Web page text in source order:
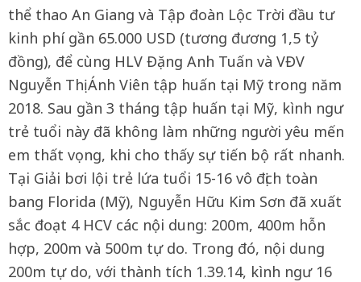
thể thao An Giang và Tập đoàn Lộc Trời đầu tư
kinh phí gần 65.000 USD (tương đương 1,5 tỷ
đồng), để cùng HLV Đặng Anh Tuấn và VĐV
Nguyễn Thị Ánh Viên tập huấn tại Mỹ trong năm
2018. Sau gần 3 tháng tập huấn tại Mỹ, kình ngư
trẻ tuổi này đã không làm những người yêu mến
em thất vọng, khi cho thấy sự tiến bộ rất nhanh.
Tại Giải bơi lội trẻ lứa tuổi 15-16 vô địch toàn
bang Florida (Mỹ), Nguyễn Hữu Kim Sơn đã xuất
sắc đoạt 4 HCV các nội dung: 200m, 400m hỗn
hợp, 200m và 500m tự do. Trong đó, nội dung
200m tự do, với thành tích 1.39.14, kình ngư 16